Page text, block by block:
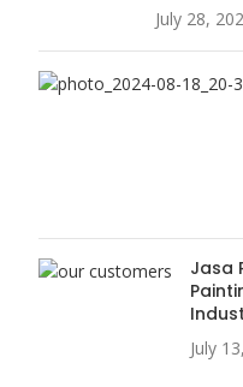
July 28,
Jasa
July